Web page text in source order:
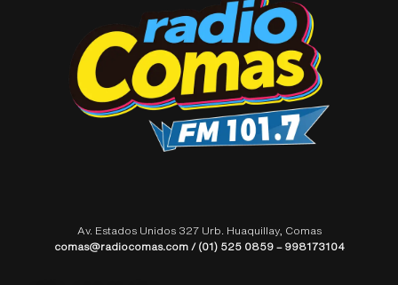
Av. Estados Unidos 327 Urb. Huaquillay, Comas
comas@radiocomas.com / (01) 525 0859 – 998173104